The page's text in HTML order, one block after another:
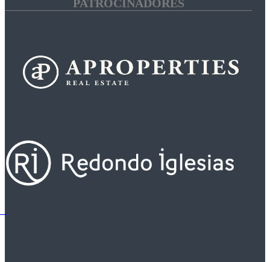
PATROCINADORES